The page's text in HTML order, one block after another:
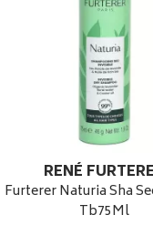
RENÉ
Furterer Naturia Sha
Tb75Ml